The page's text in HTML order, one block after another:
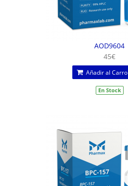
AOD9604
45€
Añadir al Carro
En Stock